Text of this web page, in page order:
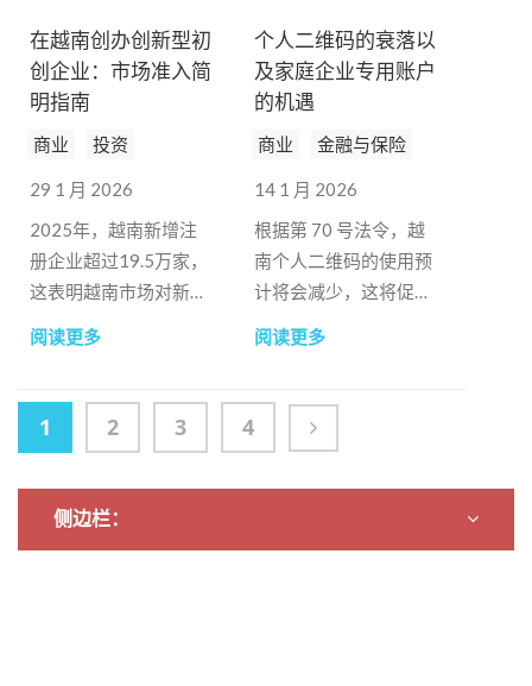
在越南创办创新型初
创企业：市场准入简
明指南
商业 投资
29 1 月 2026
2025年，越南新增注
册企业超过19.5万家，
这表明越南市场对新的
创新商业模式持开放态
度。
阅读更多
个人二维码的衰落以
及家庭企业专用账户
的机遇
商业 金融与保险
14 1 月 2026
根据第 70 号法令，越
南个人二维码的使用预
计将会减少，这将促使
家庭企业转向专业化服
务。
阅读更多
1 2 3 4
侧边栏：